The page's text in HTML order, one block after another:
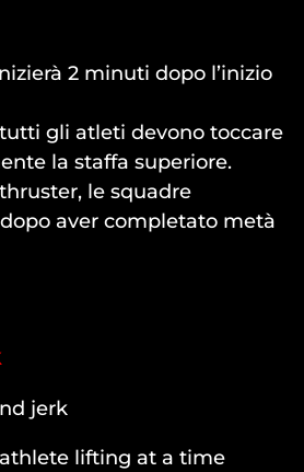
2 minuti dopo l’inizio
gli atleti devono toccare
la staffa superiore.
le squadre
aver completato metà
jerk
lifting at a time